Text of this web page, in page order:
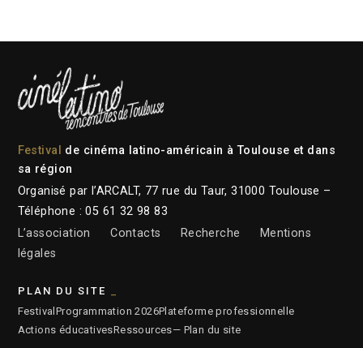
Festival de cinéma latino-américain à Toulouse et dans
sa région
Organisé par l’ARCALT, 77 rue du Taur, 31000 Toulouse –
Téléphone : 05 61 32 98 83
L’association
Contacts Recherche
Mentions
légales
PLAN DU SITE
Festival Programmation 2026Plateforme professionnelle
Actions éducativesRessources— Plan du site